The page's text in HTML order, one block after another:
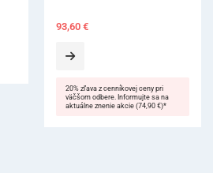
93,60 €
20% zľava z cenníkovej ceny pri
väčšom odbere. Informujte sa na
aktuálne znenie akcie (74,90 €)*